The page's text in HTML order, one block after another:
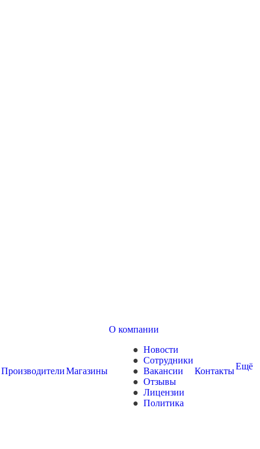
ПроизводителиМагазины
О компании
Новости
Сотрудники
Вакансии
Отзывы
Лицензии
Политика
КонтактыЕщё